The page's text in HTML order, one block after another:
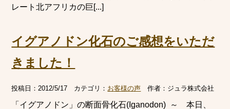
レート北アフリカの巨[...]
イグアノドン化石のご感想をいただ
きました！
投稿日：2012/5/17 カテゴリ： お客様の声 作者： ジュラ株式会社
「イグアノドン」の断面骨化石(Iganodon) ～ 本日、